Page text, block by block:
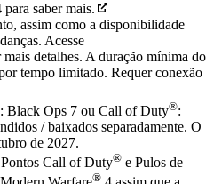
saber mais.
assim como a disponibilidade
Acesse
detalhes. A duração mínima do
tempo limitado. Requer conexão
: Black Ops 7 ou Call of Duty®:
/ baixados separadamente. O
de 2027.
Call of Duty® e Pulos de
®